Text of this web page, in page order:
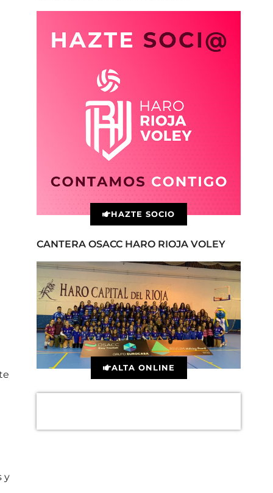
y
HAZTE SOCIO
CANTERA OSACC HARO RIOJA VOLEY
ALTA ONLINE